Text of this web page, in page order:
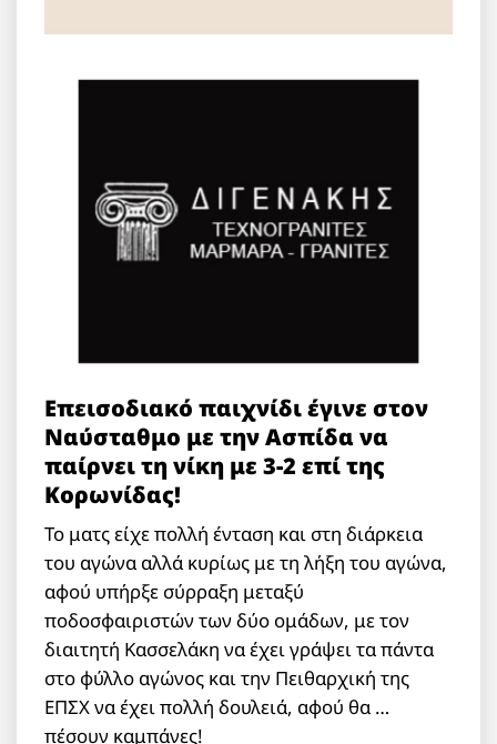
Επεισοδιακό παιχνίδι έγινε στον
Ναύσταθμο με την Ασπίδα να
παίρνει τη νίκη με 3-2 επί της
Κορωνίδας!
Το ματς είχε πολλή ένταση και στη διάρκεια
του αγώνα αλλά κυρίως με τη λήξη του αγώνα,
αφού υπήρξε σύρραξη μεταξύ
ποδοσφαιριστών των δύο ομάδων, με τον
διαιτητή Κασσελάκη να έχει γράψει τα πάντα
στο φύλλο αγώνος και την Πειθαρχική της
ΕΠΣΧ να έχει πολλή δουλειά, αφού θα …
πέσουν καμπάνες!